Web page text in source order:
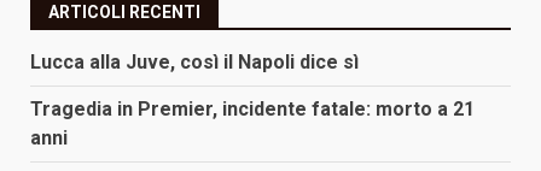
ARTICOLI RECENTI
Lucca alla Juve, così il Napoli dice sì
Tragedia in Premier, incidente fatale: morto a 21
anni